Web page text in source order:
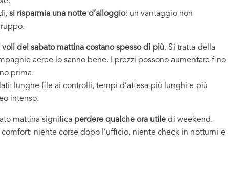
si risparmia una notte d’alloggio: un vantaggio non
voli del sabato mattina costano spesso di più. Si tratta della
aeree lo sanno bene. I prezzi possono aumentare fino
prima.
lunghe file ai controlli, tempi d’attesa più lunghi e più
intenso.
mattina significa perdere qualche ora utile di weekend.
niente corse dopo l’ufficio, niente check-in notturni e